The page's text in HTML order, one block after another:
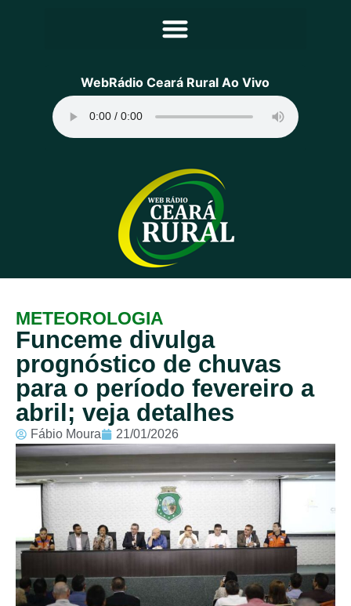
Principal
Programação
Equipe
Contato
Sobre
WebRádio Ceará Rural Ao Vivo
METEOROLOGIA
Funceme divulga
prognóstico de chuvas
para o período fevereiro a
abril; veja detalhes
Fábio Moura 21/01/2026